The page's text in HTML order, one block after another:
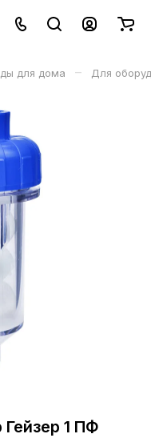
для дома – Для
1 ПФ